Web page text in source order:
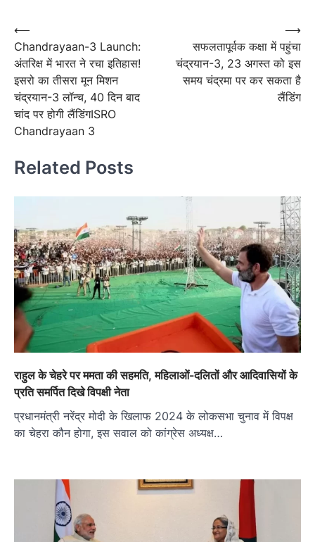
Post
navigation
⟵
Chandrayaan-3 Launch:
अंतरिक्ष में भारत ने रचा इतिहास!
इसरो का तीसरा मून मिशन
चंद्रयान-3 लॉन्च, 40 दिन बाद
चांद पर होगी लैंडिंगISRO
Chandrayaan 3
सफलतापूर्वक कक्षा में पहुंचा
चंद्रयान-3, 23 अगस्त को इस
समय चंद्रमा पर कर सकता है
लैंडिंग
⟶
Related Posts
राहुल के चेहरे पर ममता की सहमति, महिलाओं-दलितों और आदिवासियों के
प्रति समर्पित दिखे विपक्षी नेता
प्रधानमंत्री नरेंद्र मोदी के खिलाफ 2024 के लोकसभा चुनाव में विपक्ष
का चेहरा कौन होगा, इस सवाल को कांग्रेस अध्यक्ष…